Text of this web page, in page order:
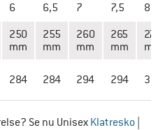
6 6,5 7 7,5 8
250
mm
255
mm
260
mm
265
mm
284 284 294 294
Se nu Unisex Klatresko